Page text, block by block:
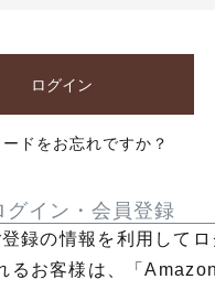
ログイン
ドをお忘れですか？
イン・会員登録
録の情報を利用してロ
るお客様は、「